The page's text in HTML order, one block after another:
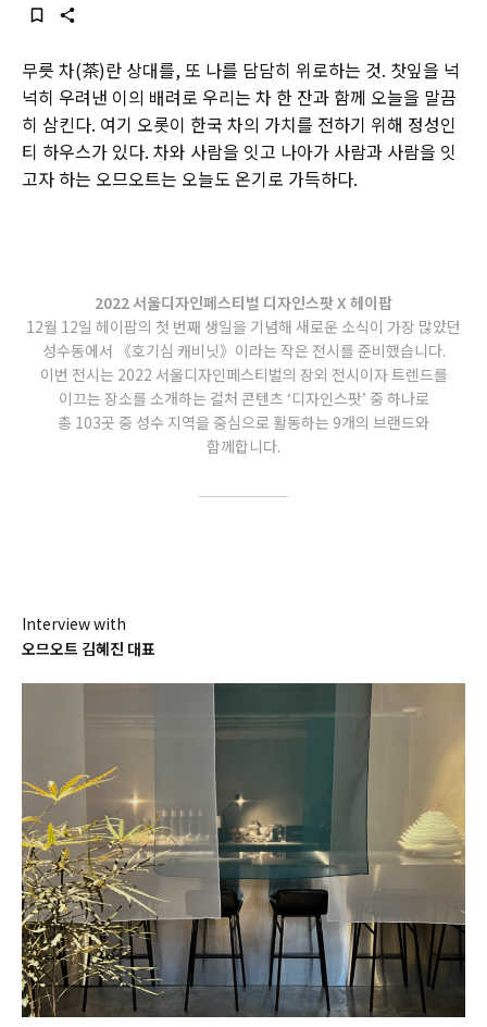
무릇 차(茶)란 상대를, 또 나를 담담히 위로하는 것. 찻잎을 넉
넉히 우려낸 이의 배려로 우리는 차 한 잔과 함께 오늘을 말끔
히 삼킨다. 여기 오롯이 한국 차의 가치를 전하기 위해 정성인
티 하우스가 있다. 차와 사람을 잇고 나아가 사람과 사람을 잇
고자 하는 오므오트는 오늘도 온기로 가득하다.
2022서울디자인페스티벌 디자인스팟 X 헤이팝
12월 12일 헤이팝의 첫 번째 생일을 기념해 새로운 소식이 가장 많았던
성수동에서 《호기심 캐비닛》이라는 작은 전시를 준비했습니다.
이번 전시는 2022 서울디자인페스티벌의 장외 전시이자 트렌드를
이끄는 장소를 소개하는 컬처 콘텐츠 ‘디자인스팟’ 중 하나로
총 103곳 중 성수 지역을 중심으로 활동하는 9개의 브랜드와
함께합니다.
Interview with
오므오트 김혜진 대표